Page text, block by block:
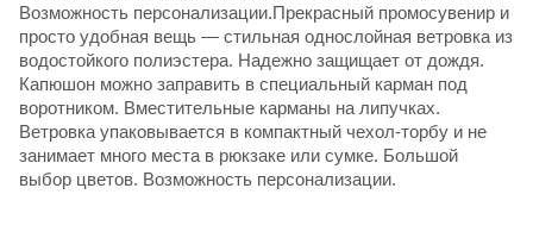
Возможность персонализации.Прекрасный промосувенир и
просто удобная вещь — стильная однослойная ветровка из
водостойкого полиэстера. Надежно защищает от дождя.
Капюшон можно заправить в специальный карман под
воротником. Вместительные карманы на липучках.
Ветровка упаковывается в компактный чехол-торбу и не
занимает много места в рюкзаке или сумке. Большой
выбор цветов. Возможность персонализации.